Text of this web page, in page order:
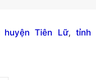
huyện Tiên Lữ,tỉnh